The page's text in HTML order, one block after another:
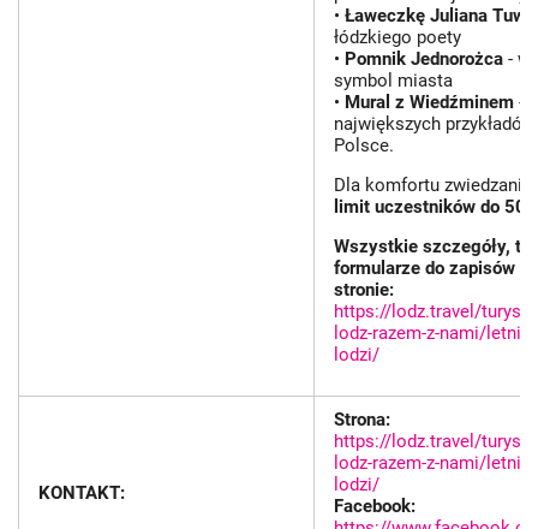
• Ławeczkę Juliana
łódzkiego poety
• Pomnik Jednorożca -
symbol miasta
• Mural z Wiedźminem -
największych
Polsce.
Dla komfortu zwiedzania
limit uczestników do 50
Wszystkie szczegóły,
formularze do zapisów
stronie:
https://lodz.travel/
lodz-razem-z-nami/
lodzi/
KONTAKT:
Strona:
https://lodz.travel/
lodz-razem-z-nami/
lodzi/
Facebook: